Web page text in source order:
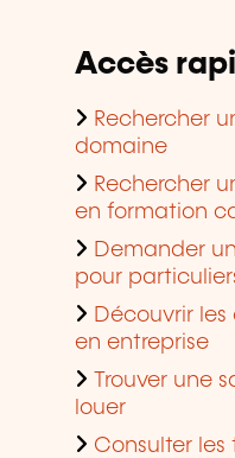
Accès
Rechercher
domaine
Rechercher
en formation
Demander
pour
Découvrir
en entreprise
Trouver une
louer
Consulter